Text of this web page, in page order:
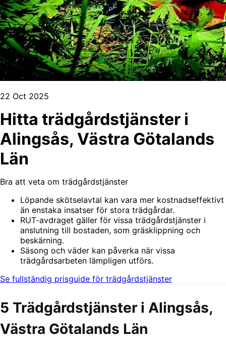
22 Oct 2025
Hitta trädgårdstjänster i
Alingsås, Västra Götalands
Län
Bra att veta om trädgårdstjänster
Löpande skötselavtal kan vara mer kostnadseffektivt
än enstaka insatser för stora trädgårdar.
RUT-avdraget gäller för vissa trädgårdstjänster i
anslutning till bostaden, som gräsklippning och
beskärning.
Säsong och väder kan påverka när vissa
trädgårdsarbeten lämpligen utförs.
Se fullständig prisguide för trädgårdstjänster
5 Trädgårdstjänster i Alingsås,
Västra Götalands Län